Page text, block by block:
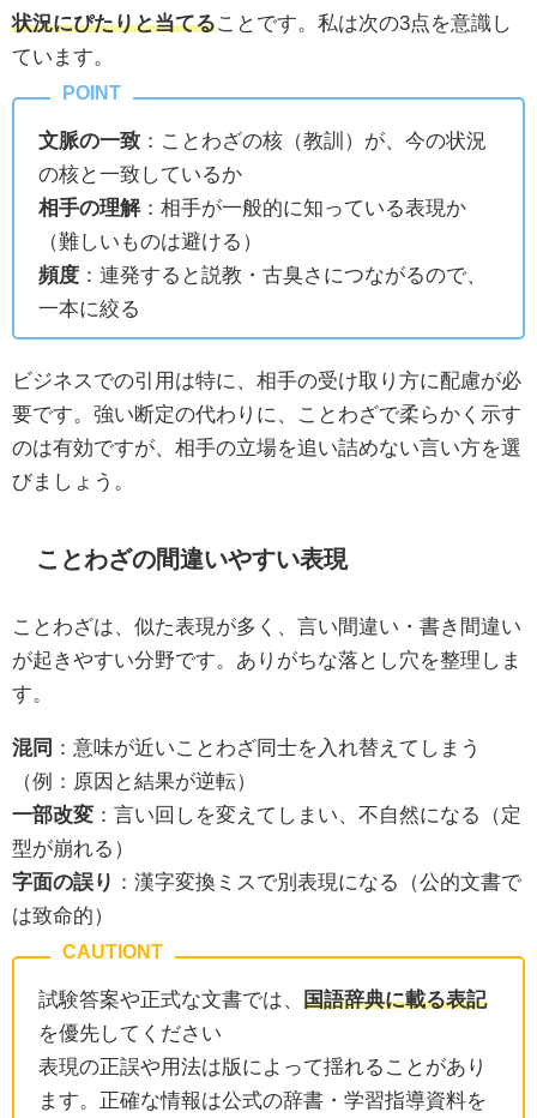
状況にぴたりと当てる ことです。私は次の3点を意識し
ています。
文脈の一致 ：ことわざの核（教訓）が、今の状況
の核と一致しているか
相手の理解：相手が一般的に知っている表現か
（難しいものは避ける）
頻度 ：連発すると説教・古臭さにつながるので、
一本に絞る
ビジネスでの引用は特に、相手の受け取り方に配慮が必
要です。強い断定の代わりに、ことわざで柔らかく示す
のは有効ですが、相手の立場を追い詰めない言い方を選
びましょう。
ことわざの間違いやすい表現
ことわざは、似た表現が多く、言い間違い・書き間違い
が起きやすい分野です。ありがちな落とし穴を整理しま
す。
混同 ：意味が近いことわざ同士を入れ替えてしまう
（例：原因と結果が逆転）
一部改変 ：言い回しを変えてしまい、不自然になる（定
型が崩れる）
字面の誤り ：漢字変換ミスで別表現になる（公的文書で
は致命的）
試験答案や正式な文書では、 国語辞典に載る表記
を優先してください
表現の正誤や用法は版によって揺れることがあり
ます。正確な情報は公式の辞書・学習指導資料を